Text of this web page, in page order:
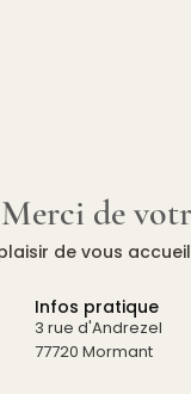
Merci de
de vous
Infos pratique
3 rue d'Andrezel
77720 Mormant